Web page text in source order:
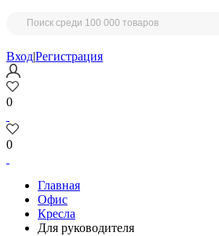
Вход|Регистрация
0
0
Главная
Офис
Кресла
Для руководителя